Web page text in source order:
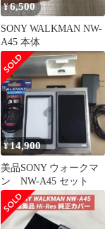
¥6,500
SONY WALKMAN NW-
A45 本体
¥14,900
美品SONY ウォークマ
ン NW-A45 セット